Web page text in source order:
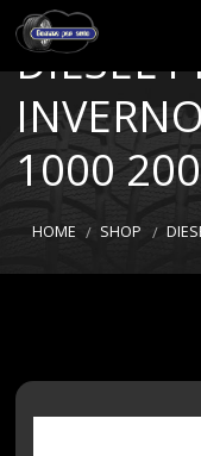
TIPI DI GOMME
DIESEL
1000
HOME SHOP